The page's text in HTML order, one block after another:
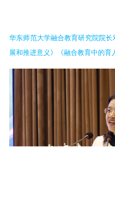
华东师范大学融合教育研究院院
展和推进意义》《融合教育中的育